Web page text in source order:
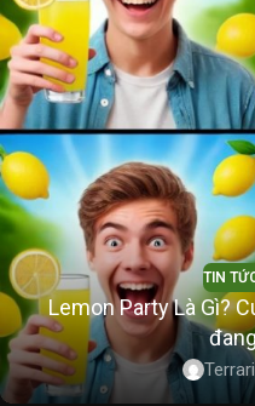
TIN
Lemon Party Là Gì?